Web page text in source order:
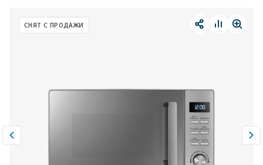
Малая бытовая техника
СНЯТ С ПРОДАЖИ